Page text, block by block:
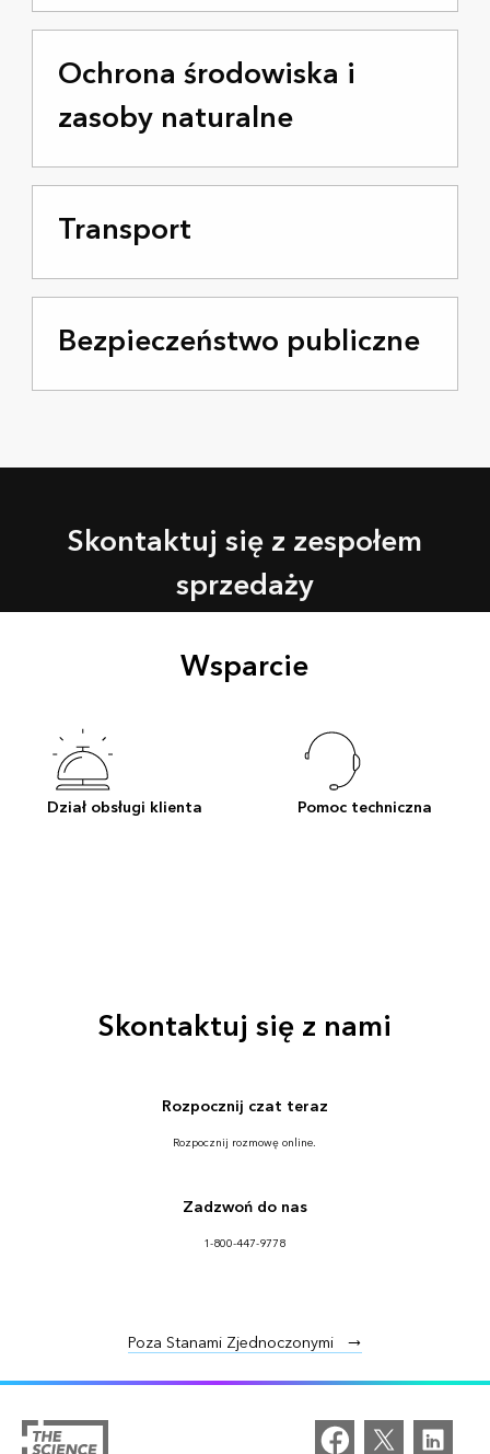
Ochrona środowiska i
zasoby naturalne
Transport
Bezpieczeństwo publiczne
Skontaktuj się z zespołem
sprzedaży
Wsparcie
Dział obsługi klienta Pomoc techniczna
Skontaktuj się z nami
Rozpocznij czat teraz
Rozpocznij rozmowę online.
Zadzwoń do nas
1-800-447-9778
Poza Stanami Zjednoczonymi